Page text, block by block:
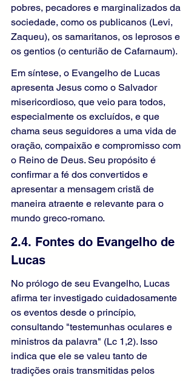
pobres, pecadores e marginalizados da
sociedade, como os publicanos (Levi,
Zaqueu), os samaritanos, os leprosos e
os gentios (o centurião de Cafarnaum).
Em síntese, o Evangelho de Lucas
apresenta Jesus como o Salvador
misericordioso, que veio para todos,
especialmente os excluídos, e que
chama seus seguidores a uma vida de
oração, compaixão e compromisso com
o Reino de Deus. Seu propósito é
confirmar a fé dos convertidos e
apresentar a mensagem cristã de
maneira atraente e relevante para o
mundo greco-romano.
2.4. Fontes do Evangelho de
Lucas
No prólogo de seu Evangelho, Lucas
afirma ter investigado cuidadosamente
os eventos desde o princípio,
consultando "testemunhas oculares e
ministros da palavra" (Lc 1,2). Isso
indica que ele se valeu tanto de
tradições orais transmitidas pelos